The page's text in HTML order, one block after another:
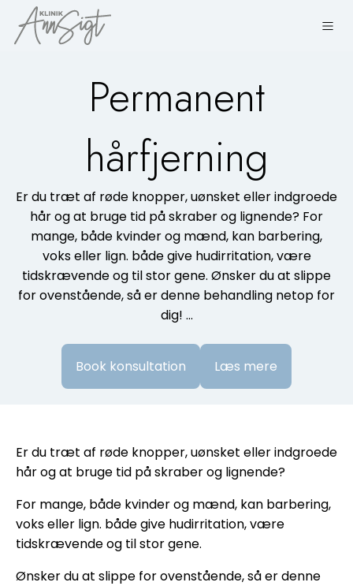
Permanent
hårfjerning
Er du træt af røde knopper, uønsket eller indgroede
hår og at bruge tid på skraber og lignende? For
mange, både kvinder og mænd, kan barbering,
voks eller lign. både give hudirritation, være
tidskrævende og til stor gene. Ønsker du at slippe
for ovenstående, så er denne behandling netop for
dig! …
Book konsultation Læs mere
Er du træt af røde knopper, uønsket eller indgroede
hår og at bruge tid på skraber og lignende?
For mange, både kvinder og mænd, kan barbering,
voks eller lign. både give hudirritation, være
tidskrævende og til stor gene.
Ønsker du at slippe for ovenstående, så er denne